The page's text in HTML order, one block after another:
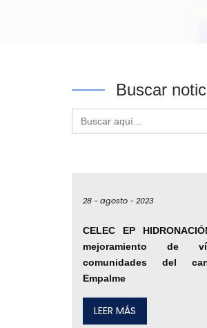
Buscar
Buscar:
28 -agosto -2023
CELEC EP
mejoramiento de
comunidades del
Empalme
LEER MÁS